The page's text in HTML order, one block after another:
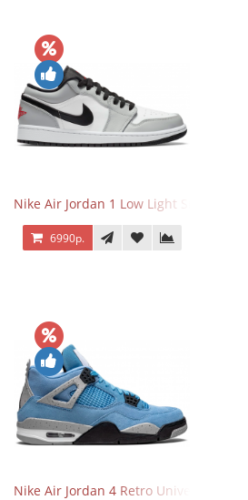
Nike Air Jordan 1 Low Light Smoke Grey
6990р.
Nike Air Jordan 4 Retro University Blue